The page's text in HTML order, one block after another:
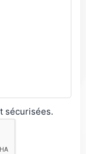
sécurisées.